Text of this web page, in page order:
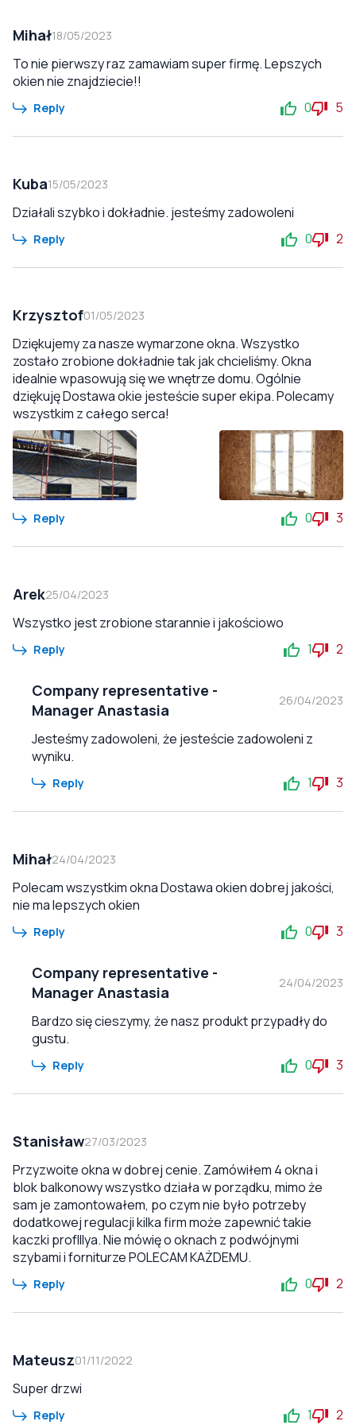
Mihał18/05/2023
To nie pierwszy raz zamawiam super firmę. Lepszych
okien nie znajdziecie!!
Reply 0 5
Kuba15/05/2023
Działali szybko i dokładnie. jesteśmy zadowoleni
Reply 0 2
Krzysztof01/05/2023
Dziękujemy za nasze wymarzone okna. Wszystko
zostało zrobione dokładnie tak jak chcieliśmy. Okna
idealnie wpasowują się we wnętrze domu. Ogólnie
dziękuję Dostawa okie jesteście super ekipa. Polecamy
wszystkim z całego serca!
Reply 0 3
Arek25/04/2023
Wszystko jest zrobione starannie i jakościowo
Reply 1 2
Company representative -
Manager Anastasia
26/04/2023
Jesteśmy zadowoleni, że jesteście zadowoleni z
wyniku.
Reply 1 3
Mihał24/04/2023
Polecam wszystkim okna Dostawa okien dobrej jakości,
nie ma lepszych okien
Reply 0 3
Company representative -
Manager Anastasia
24/04/2023
Bardzo się cieszymy, że nasz produkt przypadły do
gustu.
Reply 0 3
Stanisław27/03/2023
Przyzwoite okna w dobrej cenie. Zamówiłem 4 okna i
blok balkonowy wszystko działa w porządku, mimo że
sam je zamontowałem, po czym nie było potrzeby
dodatkowej regulacji kilka firm może zapewnić takie
kaczki profIllya. Nie mówię o oknach z podwójnymi
szybami i forniturze POLECAM KAŻDEMU.
Reply 0 2
Mateusz01/11/2022
Super drzwi
Reply 1 2